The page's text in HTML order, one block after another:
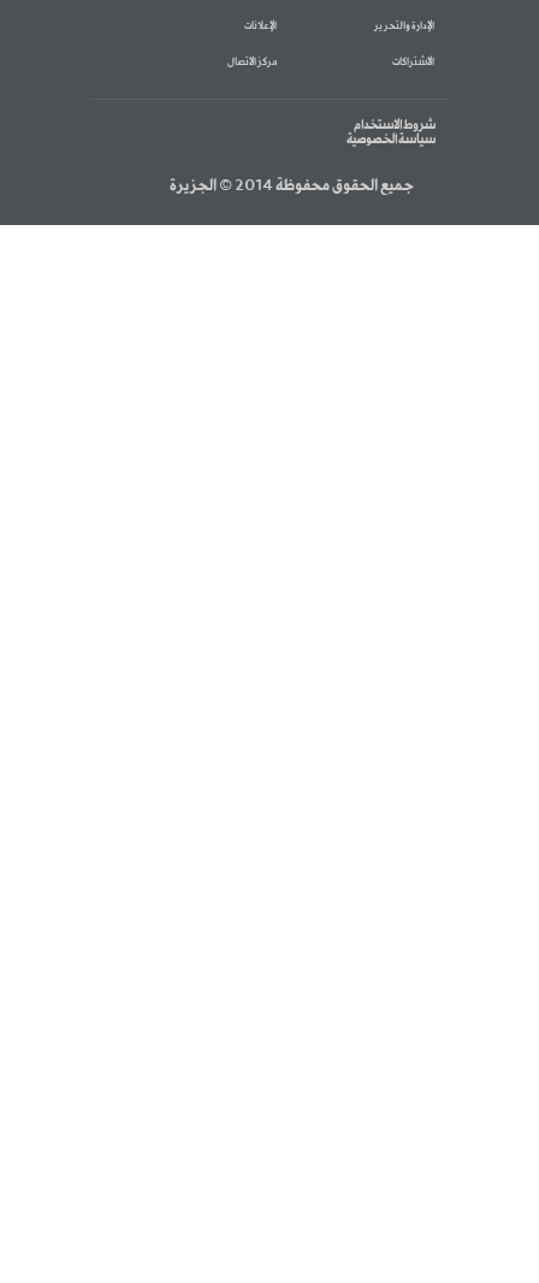
الإدارة والتحرير الإعلانات
الاشتراكات مركز الاتصال
شروط الاستخدام
سياسة الخصوصية
جميع الحقوق محفوظة 2014 © الجزيرة